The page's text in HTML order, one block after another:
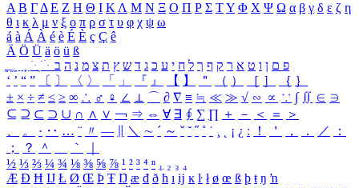
Α Β ΓΔ Ε Ζ Η Θ Ι ΚΛ Μ Ν Ξ Ο Π Ρ Σ ΤΥ Φ Χ Ψ Ω α β γ δ ε ζ η
θ ι κ λ μ ν ξ ο π ρ σ τ υ φ χ ψ ω
á à Á À é è É È ç Ç ê
Ä Ö Ü ä ö ü ß
ִֶֹ ֻּ ׁׂ פ ם ן ו ט א ר ק ף ך ל ח י ע כ ג ד ש ץ ת צ מ נ ה ב
‘ ’ “ ” 〔 〕 〈 〉 「 」 『 』 【 】 ＂ （ ） ［ ］ ｛ ｝
± × ÷ ≠ ≤ ≥ ∞ ∴ ♂ ♀ ∠ ⊥ ⌒ ∂ ∇ ≡ ≒ ≪ ≫ √ ∽ ∝ ∵ ∫ ∬ ∈ ∋
⊆ ⊇ ⊂ ⊃ ∪ ∩ ∧ ∨ ￢ ⇒ ⇔ ∀ ∃ ∮ ∑ ∏ ＋ － ＜ ＝
＞
、
。 · ‥ … ¨ 〃 ― ＼ ∼ ´ ～ ˇ ˘ ˝ ˚ ˙ ¸ ¡ ¿ ː ！ ＇ ， ． ／
：
；
？ ＾ ｀
½ ⅓ ⅔ ¼ ¾ ⅛ ⅜ ⅝ ⅞ ¹ ² ³ ⁴ ⁿ ₁ ₂ ₃ ₄
Æ Ð Ħ Ĳ Ł Ø Œ Þ Ŧ Ŋ æ đ ð ħ ı ĳ ĸ ŀ ł ø œ ß þ ŧ ŋ ŉ